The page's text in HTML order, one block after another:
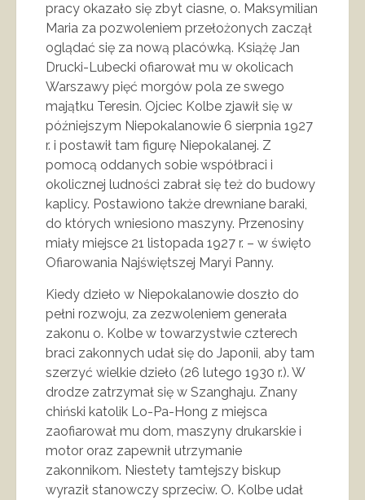
pracy okazało się zbyt ciasne, o. Maksymilian
Maria za pozwoleniem przełożonych zaczął
oglądać się za nową placówką. Książę Jan
Drucki-Lubecki ofiarował mu w okolicach
Warszawy pięć morgów pola ze swego
majątku Teresin. Ojciec Kolbe zjawił się w
późniejszym Niepokalanowie 6 sierpnia 1927
r. i postawił tam figurę Niepokalanej. Z
pomocą oddanych sobie współbraci i
okolicznej ludności zabrał się też do budowy
kaplicy. Postawiono także drewniane baraki,
do których wniesiono maszyny. Przenosiny
miały miejsce 21 listopada 1927 r. – w święto
Ofiarowania Najświętszej Maryi Panny.
Kiedy dzieło w Niepokalanowie doszło do
pełni rozwoju, za zezwoleniem generała
zakonu o. Kolbe w towarzystwie czterech
braci zakonnych udał się do Japonii, aby tam
szerzyć wielkie dzieło (26 lutego 1930 r.). W
drodze zatrzymał się w Szanghaju. Znany
chiński katolik Lo-Pa-Hong z miejsca
zaofiarował mu dom, maszyny drukarskie i
motor oraz zapewnił utrzymanie
zakonnikom. Niestety tamtejszy biskup
wyraził stanowczy sprzeciw. O. Kolbe udał